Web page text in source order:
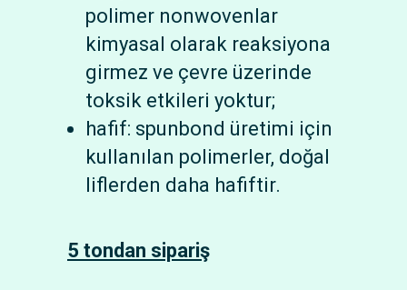
polimer nonwovenlar
kimyasal olarak reaksiyona
girmez ve çevre üzerinde
toksik etkileri yoktur;
hafif: spunbond üretimi için
kullanılan polimerler, doğal
liflerden daha hafiftir.
5 tondan sipariş